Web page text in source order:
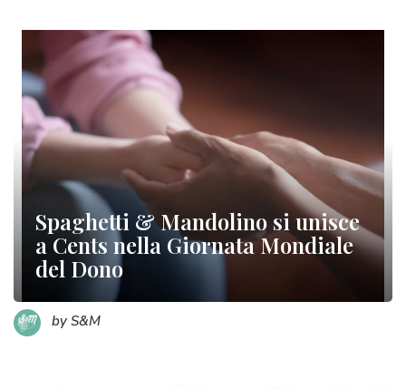
Spaghetti & Mandolino si unisce
a Cents nella Giornata Mondiale
del Dono
by S&M